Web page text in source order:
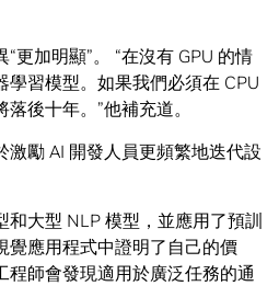
更加明顯”。 “在沒有 GPU 的情
習模型。如果我們必須在 CPU
後十年。”他補充道。
勵 AI 開發人員更頻繁地迭代設
大型 NLP 模型，並應用了預訓
覺應用程式中證明了自己的價
程師會發現適用於廣泛任務的通